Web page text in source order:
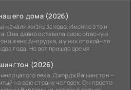
дома (2026)
начали жизнь заново. Именно это и
Она давно оставила свою опасную
жена Анирудха, и у них спокойная
года. Но вот пришло время
(2026)
века. Джордж Вашингтон —
на всю страну человек. Он просто